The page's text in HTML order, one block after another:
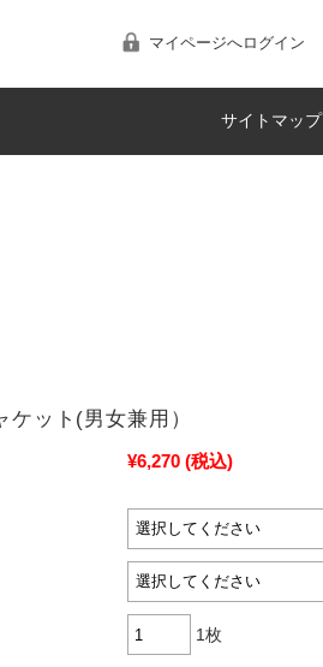
マイページへログイン
サイトマップ
ケット(男女兼用）
¥6,270 (税込)
1枚